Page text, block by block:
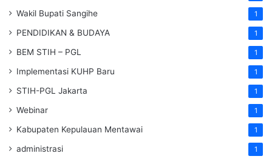
Wakil Bupati Sangihe 1
PENDIDIKAN & BUDAYA 1
BEM STIH – PGL 1
Implementasi KUHP Baru 1
STIH-PGL Jakarta 1
Webinar 1
Kabupaten Kepulauan Mentawai 1
administrasi 1